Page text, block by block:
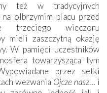
też w tradycyjnych
olbrzymim placu przed
trzeciego wieczoru
mieli zaszczytną okazję
W pamięci uczestników
towarzysząca tym
przez setki
wezwania Ojcze nasz… i